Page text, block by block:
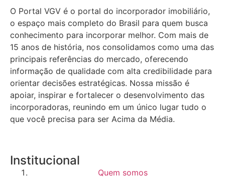
O Portal VGV é o portal do incorporador imobiliário,
o espaço mais completo do Brasil para quem busca
conhecimento para incorporar melhor. Com mais de
15 anos de história, nos consolidamos como uma das
principais referências do mercado, oferecendo
informação de qualidade com alta credibilidade para
orientar decisões estratégicas. Nossa missão é
apoiar, inspirar e fortalecer o desenvolvimento das
incorporadoras, reunindo em um único lugar tudo o
que você precisa para ser Acima da Média.
Institucional
Quem somos